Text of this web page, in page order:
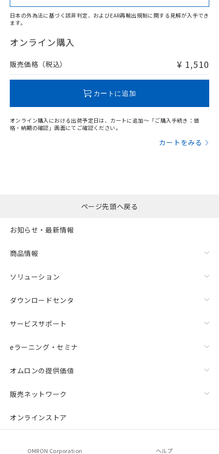
在庫等で未対応品が混在する可能性があります。
問い合わせください。
日本の外為法に基づく該非判定、およびEAR再輸出規制に関する見解が入手でき
ます。
オンライン購入
販売価格（税込） ¥ 1,510
カートに追加
オンライン購入における出荷予定日は、カートに追加～「ご購入手続き：価
格・納期の確認」画面にてご確認ください。
カートをみる
ページ先頭へ戻る
お知らせ・最新情報
商品情報
ソリューション
ダウンロードセンタ
サービスサポート
eラーニング・セミナ
オムロンの提供価値
販売ネットワーク
オンラインストア
OMRON Corporation ヘルプ